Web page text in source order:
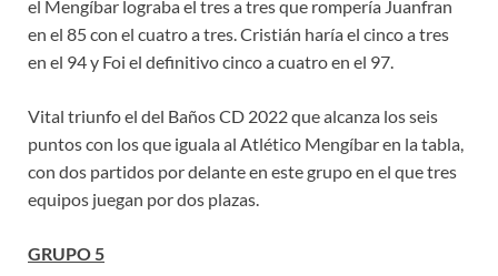
el Mengíbar lograba el tres a tres que rompería Juanfran
en el 85 con el cuatro a tres. Cristián haría el cinco a tres
en el 94 y Foi el definitivo cinco a cuatro en el 97.
Vital triunfo el del Baños CD 2022 que alcanza los seis
puntos con los que iguala al Atlético Mengíbar en la tabla,
con dos partidos por delante en este grupo en el que tres
equipos juegan por dos plazas.
GRUPO 5